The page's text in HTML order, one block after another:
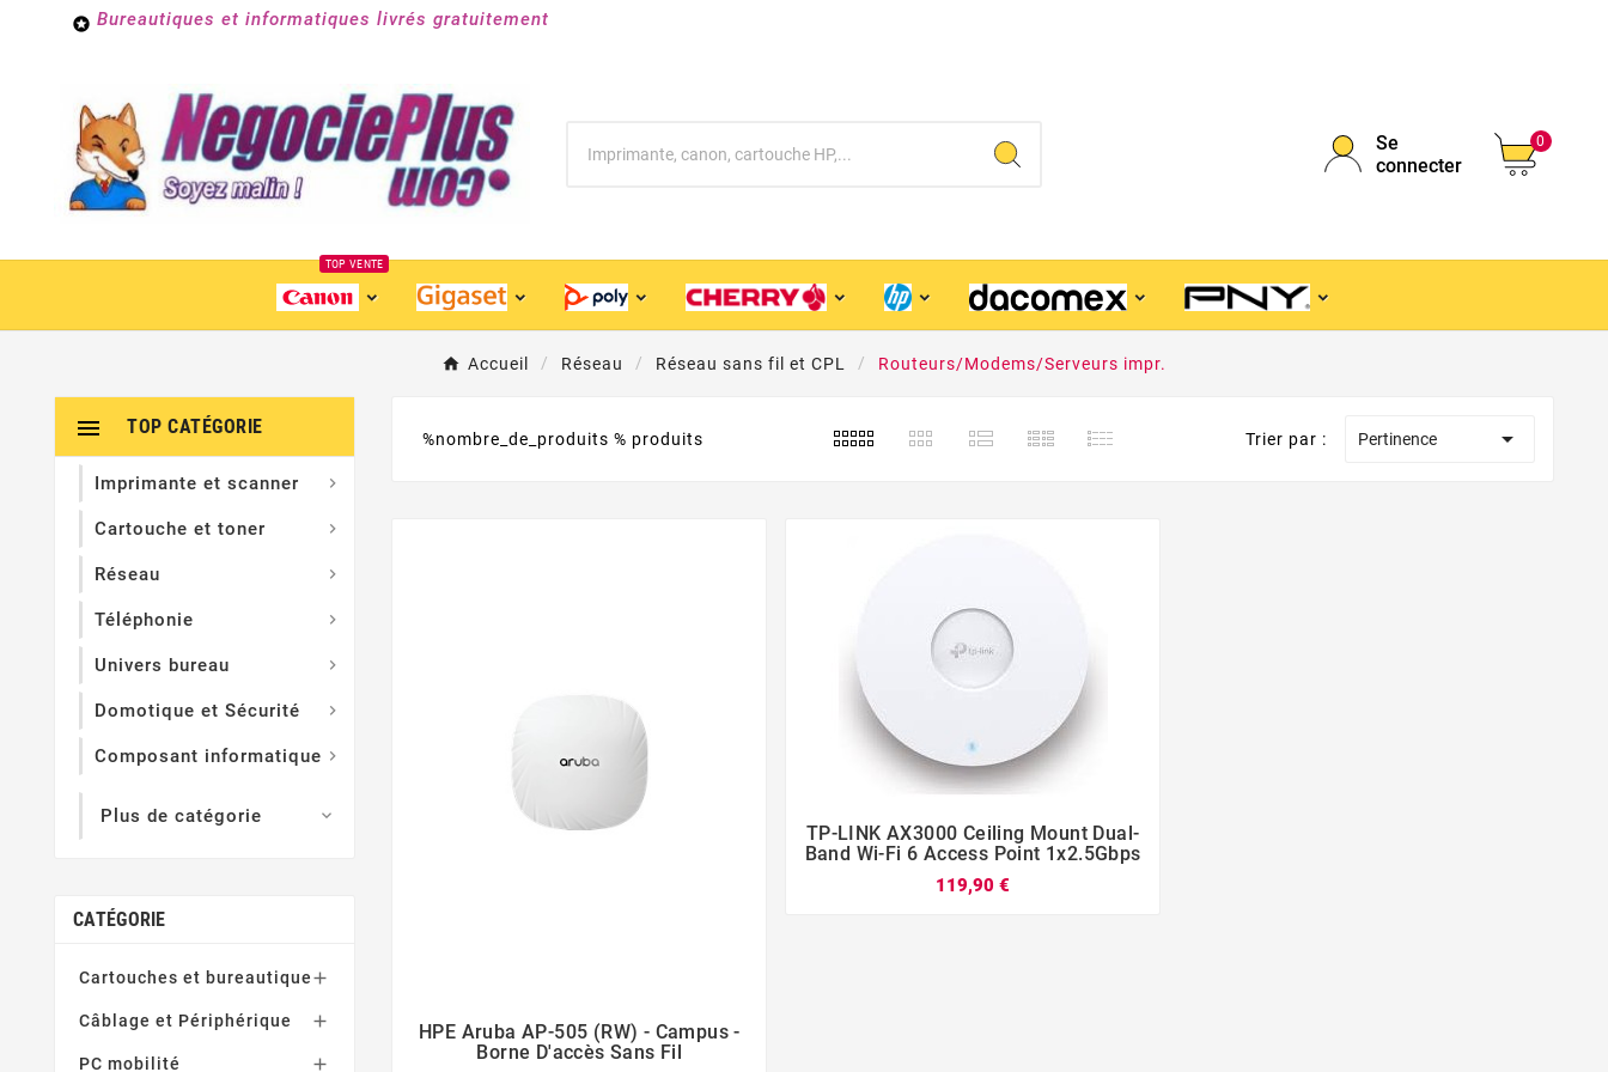
 Bureautiques et informatiques livrés gratuitement
Se
connecter
0
TOP VENTE
Accueil Réseau Réseau sans fil et CPL Routeurs/Modems/Serveurs impr.
TOP CATÉGORIE

Imprimante et scanner 
Cartouche et toner 
Réseau 
Téléphonie 
Univers bureau 
Domotique et Sécurité 
Composant informatique 
Plus de catégorie 
CATÉGORIE
Cartouches et bureautique
Câblage et Périphérique 
PC mobilité 
%nombre_de_produits % produits Trier par : Pertinence 
   
HPE Aruba AP-505 (RW) - Campus -
Borne D'accès Sans Fil
   
TP-LINK AX3000 Ceiling Mount Dual-
Band Wi-Fi 6 Access Point 1x2.5Gbps
119,90 €